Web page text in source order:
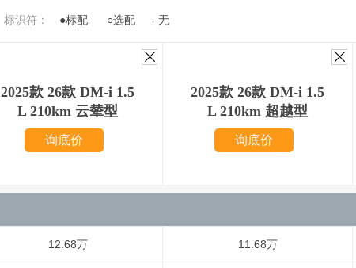
标识符： ●标配 ○选配 - 无
2025款 26款 DM-i 1.5
L 210km 云辇型
询底价
2025款 26款 DM-i 1.5
L 210km 超越型
询底价
12.68万 11.68万